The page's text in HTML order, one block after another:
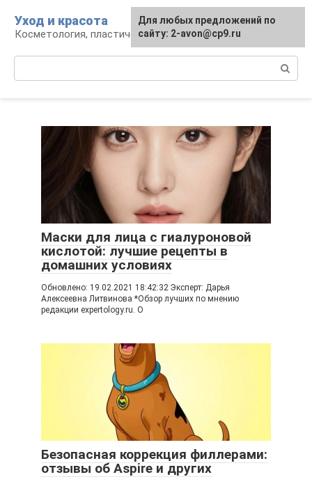
контенту
Уход и красота
Косметология, пластическая хирургия, уход
Маски для лица с гиалуроновой
кислотой: лучшие рецепты в
домашних условиях
Обновлено: 19.02.2021 18:42:32 Эксперт: Дарья
Алексеевна Литвинова *Обзор лучших по мнению
редакции expertology.ru. О
Безопасная коррекция филлерами:
отзывы об Aspire и других
Для любых предложений по
сайту: 2-avon@cp9.ru